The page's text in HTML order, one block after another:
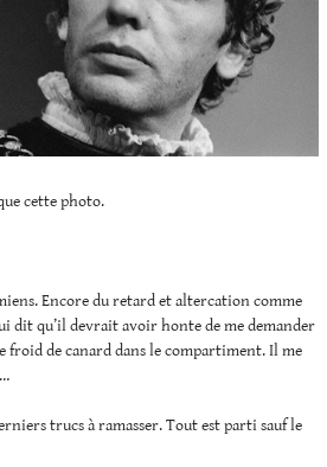
cette photo.
Encore du retard et altercation comme
dit qu’il devrait avoir honte de me demander
froid de canard dans le compartiment. Il me
trucs à ramasser. Tout est parti sauf le